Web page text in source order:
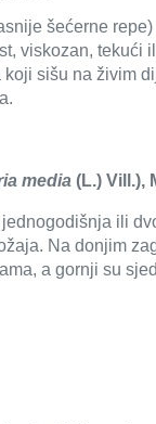
šećerne
viskozan, tekući
sišu na živim
media (L.) Vill.),
ili
Na donjim
a gornji su